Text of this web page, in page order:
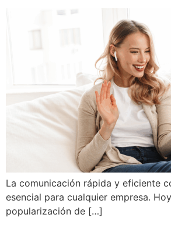
La comunicación rápida y eficiente
esencial para cualquier empresa.
popularización de […]